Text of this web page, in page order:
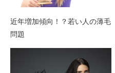
近年増加傾向！？若い人の薄毛
問題